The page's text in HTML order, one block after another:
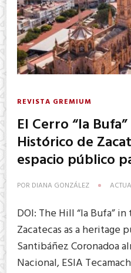
REVISTA GREMIUM
El Cerro “la
Histórico de
espacio público
POR DIANA GONZÁLEZ
DOI: The Hill “la Bufa”
Zacatecas as a heritage
Santibáñez Coronadoa
Nacional, ESIA